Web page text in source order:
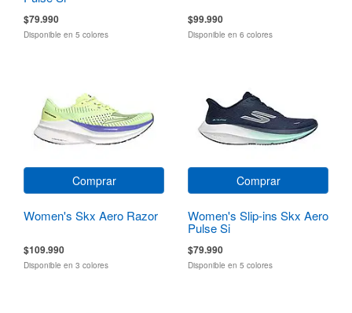
$79.990
Disponible en 5 colores
$99.990
Disponible en 6 colores
Comprar
Women's Skx Aero Razor
$109.990
Disponible en 3 colores
Comprar
Women's Slip-ins Skx Aero
Pulse Si
$79.990
Disponible en 5 colores